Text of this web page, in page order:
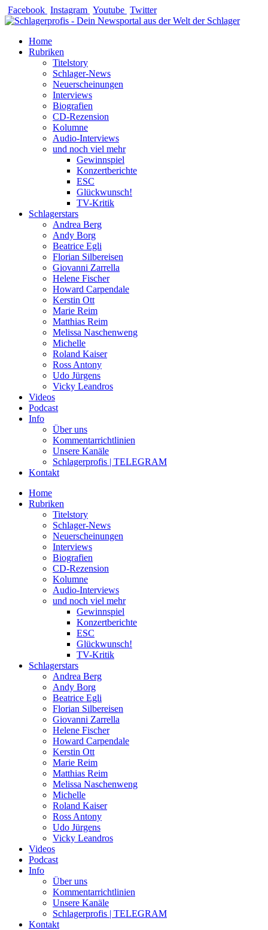
Zum
Inhalt
Facebook Instagram Youtube Twitter
Home
Rubriken
Titelstory
Schlager-News
Neuerscheinungen
Interviews
Biografien
CD-Rezension
Kolumne
Audio-Interviews
und noch viel mehr
Gewinnspiel
Konzertberichte
ESC
Glückwunsch!
TV-Kritik
Schlagerstars
Andrea Berg
Andy Borg
Beatrice Egli
Florian Silbereisen
Giovanni Zarrella
Helene Fischer
Howard Carpendale
Kerstin Ott
Marie Reim
Matthias Reim
Melissa Naschenweng
Michelle
Roland Kaiser
Ross Antony
Udo Jürgens
Vicky Leandros
Videos
Podcast
Info
Über uns
Kommentarrichtlinien
Unsere Kanäle
Schlagerprofis | TELEGRAM
Kontakt
Home
Rubriken
Titelstory
Schlager-News
Neuerscheinungen
Interviews
Biografien
CD-Rezension
Kolumne
Audio-Interviews
und noch viel mehr
Gewinnspiel
Konzertberichte
ESC
Glückwunsch!
TV-Kritik
Schlagerstars
Andrea Berg
Andy Borg
Beatrice Egli
Florian Silbereisen
Giovanni Zarrella
Helene Fischer
Howard Carpendale
Kerstin Ott
Marie Reim
Matthias Reim
Melissa Naschenweng
Michelle
Roland Kaiser
Ross Antony
Udo Jürgens
Vicky Leandros
Videos
Podcast
Info
Über uns
Kommentarrichtlinien
Unsere Kanäle
Schlagerprofis | TELEGRAM
Kontakt